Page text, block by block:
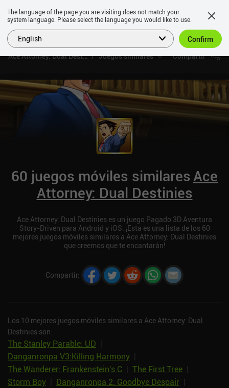
Ace Attorney: Dual DestiniesJuegos similares Compartir
60 juegos móviles similaresAce
Attorney: Dual Destinies
Ace Attorney: Dual Destinies es un juego Pagado 3D Aventura
Story-Driven para Android y iOS. ¡Esta es una lista de los 60
mejores juegos móviles similares a Ace Attorney: Dual Destinies
que creemos que te encantarán!
Compartir:
Los 10 mejores juegos móviles similares a Ace Attorney: Dual
Destinies son:
The Stanley Parable: UD
Danganronpa V3:Killing Harmony
The Wanderer: Frankenstein's C
The First Tree
Storm Boy
Danganronpa 2: Goodbye Despair
The language of the page you are visiting does not match your
system language. Please select the language you would like to use.
English Confirm